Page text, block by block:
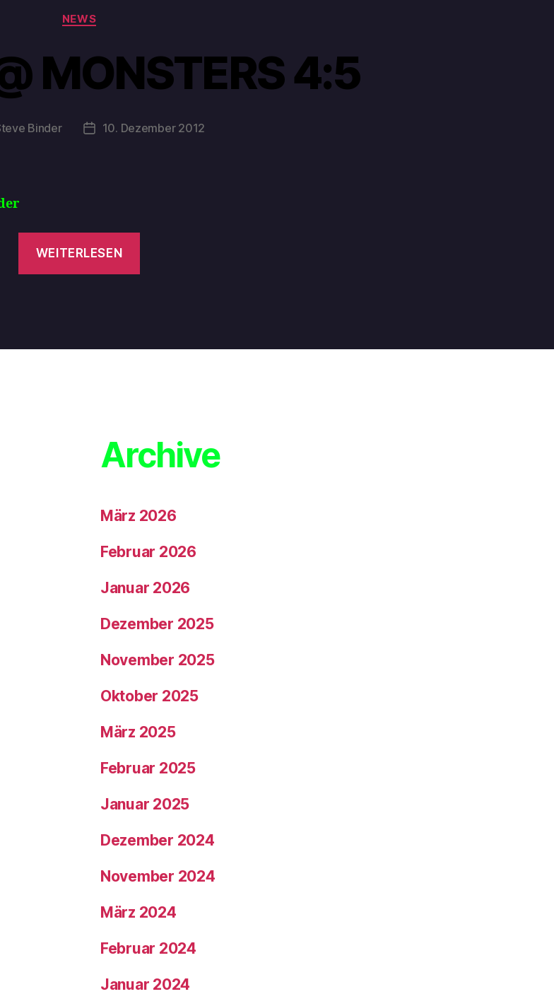
NEWS
MONSTERS 4:5
Binder 10. Dezember 2012
WEITERLESEN
Archive
März 2026
Februar 2026
Januar 2026
Dezember 2025
November 2025
Oktober 2025
März 2025
Februar 2025
Januar 2025
Dezember 2024
November 2024
März 2024
Februar 2024
Januar 2024